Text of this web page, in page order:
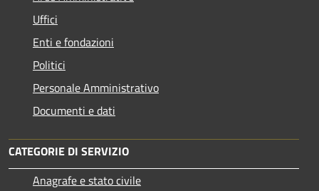
Uffici
Enti e fondazioni
Politici
Personale Amministrativo
Documenti e dati
CATEGORIE DI SERVIZIO
Anagrafe e stato civile